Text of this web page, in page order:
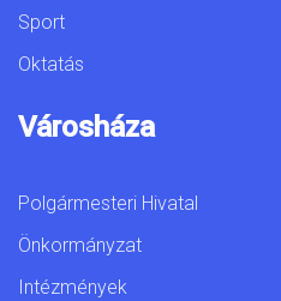
Sport
Oktatás
Városháza
Polgármesteri Hivatal
Önkormányzat
Intézmények